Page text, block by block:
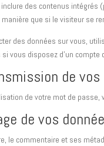
des contenus
que si le visiteur se
des données sur vous,
vous disposez d’un compte
de vos
de votre mot de
de vos
le commentaire et ses